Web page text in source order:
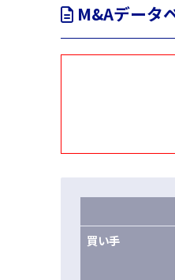
M&Aデータ
買い手